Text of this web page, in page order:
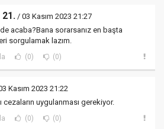
21. / 03 Kasım 2023 21:27
acaba?Bana sorarsanız en başta
sorgulamak lazım.
(0) (0)
Kasım 2023 21:22
cezaların uygulanması gerekiyor.
(0) (0)